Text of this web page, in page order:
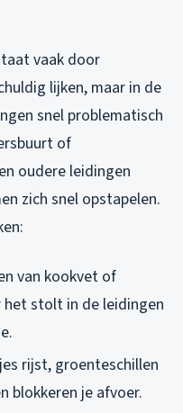
vaak door
lijken, maar in de
snel problematisch
of
oudere leidingen
zich snel opstapelen.
van kookvet of
stolt in de leidingen
rijst, groenteschillen
blokkeren je afvoer.